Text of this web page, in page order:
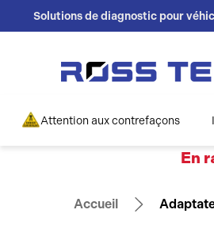
Solutions de diagnostic pour
Attention aux contrefaçons
En
Accueil